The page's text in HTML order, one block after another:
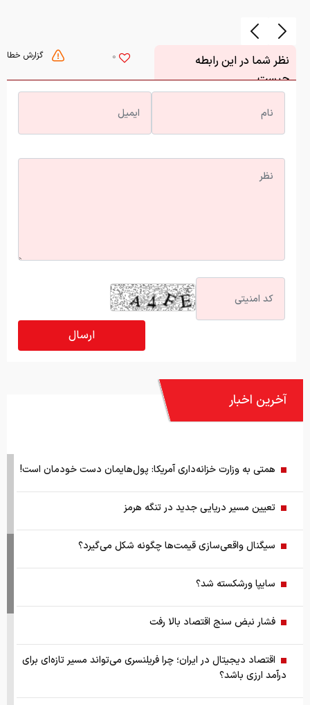
گزارش خطا 0
نظر شما در این رابطه
چیست
آخرین اخبار
همتی به وزارت خزانه‌داری آمریکا: پول‌هایمان دست خودمان است!
تعیین مسیر دریایی جدید در تنگه هرمز
سیگنال واقعی‌سازی قیمت‌ها چگونه شکل می‌گیرد؟
سایپا ورشکسته شد؟
فشار نبض سنج اقتصاد بالا رفت
اقتصاد دیجیتال در ایران؛ چرا فریلنسری می‌تواند مسیر تازه‌ای برای
درآمد ارزی باشد؟